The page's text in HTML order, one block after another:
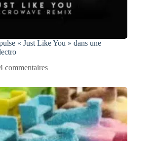
« Just Like You » dans une
commentaires